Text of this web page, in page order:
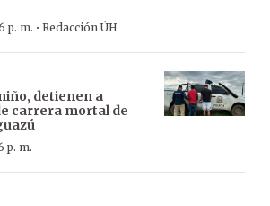
p. m. · Redacción ÚH
detienen a
carrera mortal de
p. m.